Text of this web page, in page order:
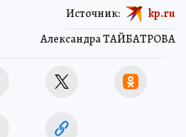
Александра ТАЙБАТРОВА
Источник: kp.ru